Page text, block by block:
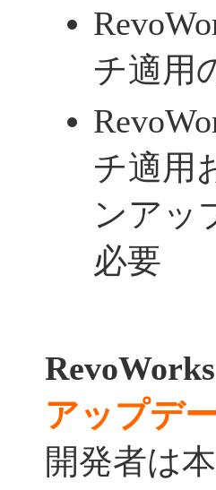
チ適用
チ適用
ンアッ
必要
アップデ
開発者は